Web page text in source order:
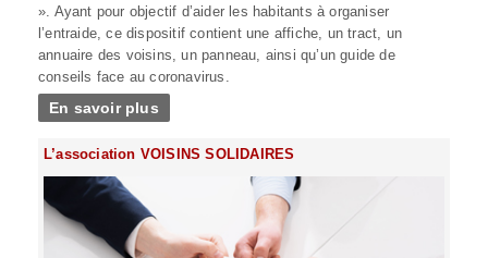
». Ayant pour objectif d’aider les habitants à organiser
l’entraide, ce dispositif contient une affiche, un tract, un
annuaire des voisins, un panneau, ainsi qu’un guide de
conseils face au coronavirus.
En savoir plus
L’association VOISINS SOLIDAIRES